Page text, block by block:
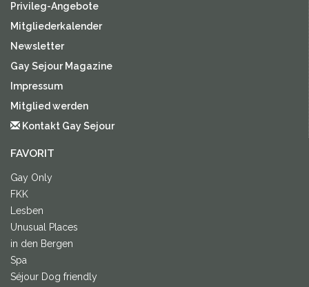
Privileg-Angebote
Mitgliederkalender
Newsletter
Gay Sejour Magazine
Impressum
Mitglied werden
Kontakt Gay Sejour
FAVORIT
Gay Only
FKK
Lesben
Unusual Places
in den Bergen
Spa
Séjour Dog friendly